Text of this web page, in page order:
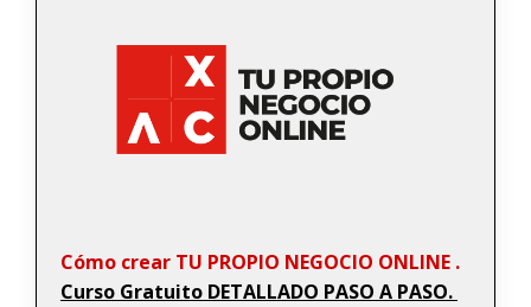
Cómo crear TU PROPIO NEGOCIO ONLINE .
Curso Gratuito DETALLADO PASO A PASO.